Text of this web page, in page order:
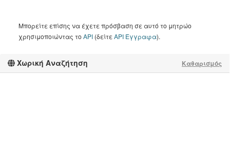
Χωρική Αναζήτηση Καθαρισμός
Μπορείτε επίσης να έχετε πρόσβαση σε αυτό το μητρώο
χρησιμοποιώντας τοAPI (δείτεAPI Έγγραφα).